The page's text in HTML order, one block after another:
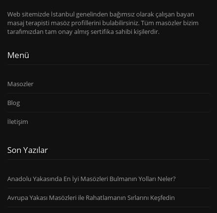
Web sitemizde İstanbul genelinden bağımsız olarak çalışan bayan
masaj terapisti masöz profillerini bulabilirsiniz. Tüm masözler bizim
tarafımızdan tam onay almış sertifika sahibi kişilerdir.
Menü
Masozler
Blog
İletişim
Son Yazılar
Anadolu Yakasında En İyi Masözleri Bulmanın Yolları Neler?
Avrupa Yakası Masözleri ile Rahatlamanın Sırlarını Keşfedin